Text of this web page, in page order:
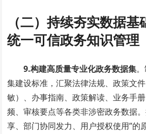
（二）持续夯实数据
统一可信政务知识管理
9.构建高质量专业化政务数据集
集建设标准，汇聚法律法规、政策文
敏）、办事指南、政策解读、业务手
频、审核要点等各类非涉密政务数据
享、部门协同发力、用户授权使用”的